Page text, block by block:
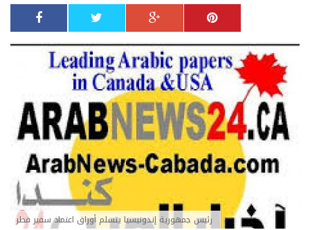
رئيس جمهورية إندونيسيا يتسلم أوراق اعتماد سفير قطر